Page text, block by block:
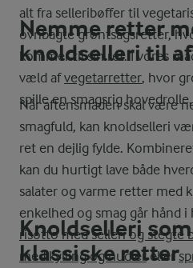
alt fra selleribøffer til
ovnbagte grøntsagsretter,
kommer til sin ret. I vores
væld afvegetarretter, hvor
spille en smagsrig hovedrolle.
Nemme retter
knoldselleri til
Når aftensmaden skal være
smagfuld, kan knoldselleri
ret en dejlig fylde.
kan du hurtigt lave både
salater og varme retter med
enkelhed og smag går hånd i
risotto med selleri og stegte
med kylling og nudlereller
Knoldselleri
klassiske retter